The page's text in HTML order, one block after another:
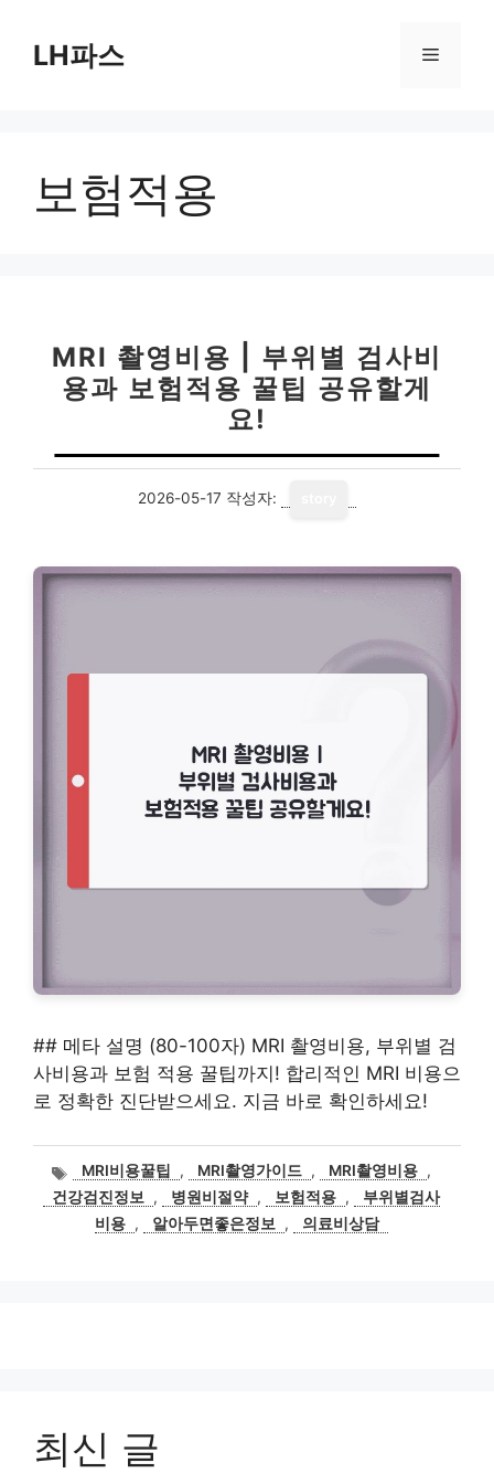
LH파스 메
보험적용
MRI 촬영비용 | 부위별 검사비
용과 보험적용 꿀팁 공유할게
요!
2026-05-17 작성자:
## 메타 설명 (80-100자) MRI 촬영비용, 부위별 검
사비용과 보험 적용 꿀팁까지! 합리적인 MRI 비용으
로 정확한 진단받으세요. 지금 바로 확인하세요!
태
그
MRI비용꿀팁 , MRI촬영가이드 , MRI촬영비용 ,
건강검진정보
, 병원비절약 , 보험적용 ,
부위별검사
비용 , 알아두면좋은정보 , 의료비상담
최신 글